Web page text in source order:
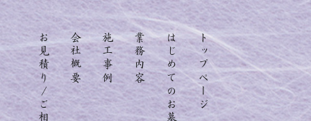
トップページ
業務内容
施工事例
会社概要
お見積り/ご相談